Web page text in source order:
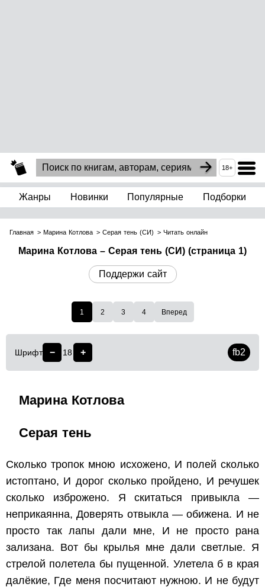
18+
Жанры Новинки Популярные Подборки
Главная Марина Котлова Серая тень (СИ) Читать онлайн
Марина Котлова – Серая тень (СИ) (страница 1)
Поддержи сайт
1 2 3 4 Вперед
Шрифт − 18 + fb2
Марина Котлова
Серая тень
Сколько тропок мною исхожено, И полей сколько
истоптано, И дорог сколько пройдено, И речушек
сколько изброжено.
Я скитаться привыкла —
неприкаянна, Доверять отвыкла — обижена. И не
просто так лапы дали мне,
И не просто рана
зализана. Вот бы крылья мне дали светлые. Я
стрелой полетела бы пущенной. Улетела б в края
далёкие, Где меня посчитают нужною. И не будут